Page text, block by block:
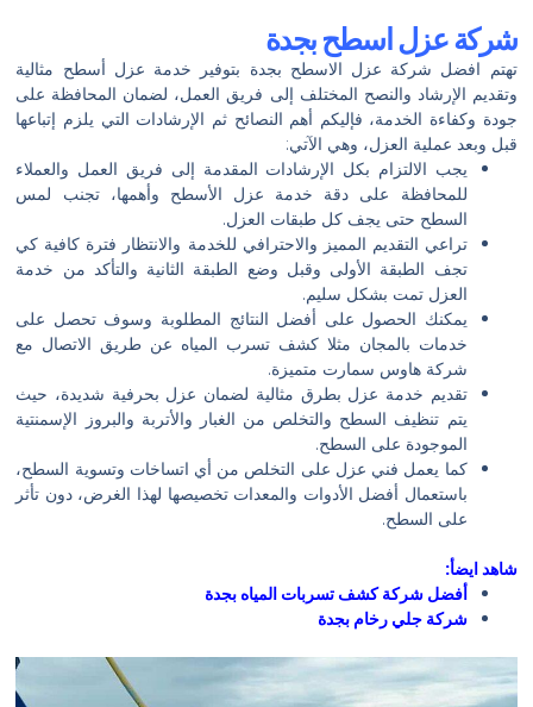
شركة عزل اسطح بجدة
تهتم افضل شركة عزل الاسطح بجدة بتوفير خدمة عزل أسطح مثالية
وتقديم الإرشاد والنصح المختلف إلى فريق العمل، لضمان المحافظة على
جودة وكفاءة الخدمة، فإليكم أهم النصائح ثم الإرشادات التي يلزم إتباعها
قبل وبعد عملية العزل، وهي الآتي:
يجب الالتزام بكل الإرشادات المقدمة إلى فريق العمل والعملاء
للمحافظة على دقة خدمة عزل الأسطح وأهمها، تجنب لمس
السطح حتى يجف كل طبقات العزل.
تراعي التقديم المميز والاحترافي للخدمة والانتظار فترة كافية كي
تجف الطبقة الأولى وقبل وضع الطبقة الثانية والتأكد من خدمة
العزل تمت بشكل سليم.
يمكنك الحصول على أفضل النتائج المطلوبة وسوف تحصل على
خدمات بالمجان مثلا كشف تسرب المياه عن طريق الاتصال مع
شركة هاوس سمارت متميزة.
تقديم خدمة عزل بطرق مثالية لضمان عزل بحرفية شديدة، حيث
يتم تنظيف السطح والتخلص من الغبار والأتربة والبروز الإسمنتية
الموجودة على السطح.
كما يعمل فني عزل على التخلص من أي اتساخات وتسوية السطح،
باستعمال أفضل الأدوات والمعدات تخصيصها لهذا الغرض، دون تأثر
على السطح.
شاهد ايضأ:
أفضل شركة كشف تسربات المياه بجدة
شركة جلي رخام بجدة